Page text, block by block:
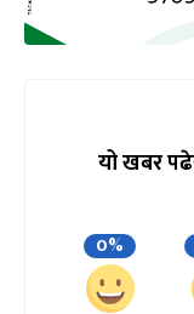
यो खबर
0%